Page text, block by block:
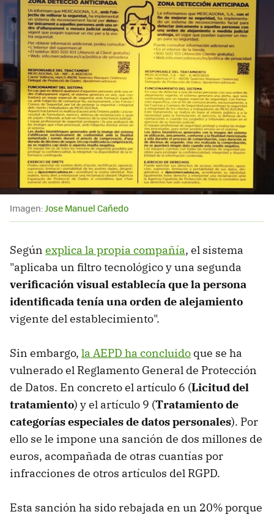
Imagen:Jose Manuel Cañedo
Según explica la propia compañía, el sistema
"aplicaba un filtro tecnológico y una segunda
verificación visual establecía que la persona
identificada tenía una orden de alejamiento
vigente del establecimiento".
Sin embargo, la AEPD ha concluido que se ha
vulnerado el Reglamento General de Protección
de Datos. En concreto el artículo 6 (Licitud del
tratamiento) y el artículo 9 (Tratamiento de
categorías especiales de datos personales). Por
ello se le impone una sanción de dos millones de
euros, acompañada de otras cuantías por
infracciones de otros artículos del RGPD.
Esta sanción ha sido rebajada en un 20% porque